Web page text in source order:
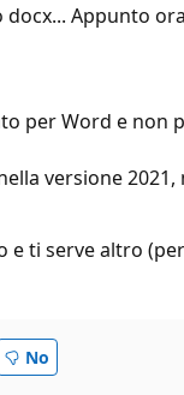
Appunto
per Word e non
versione 2021,
ti serve altro
No